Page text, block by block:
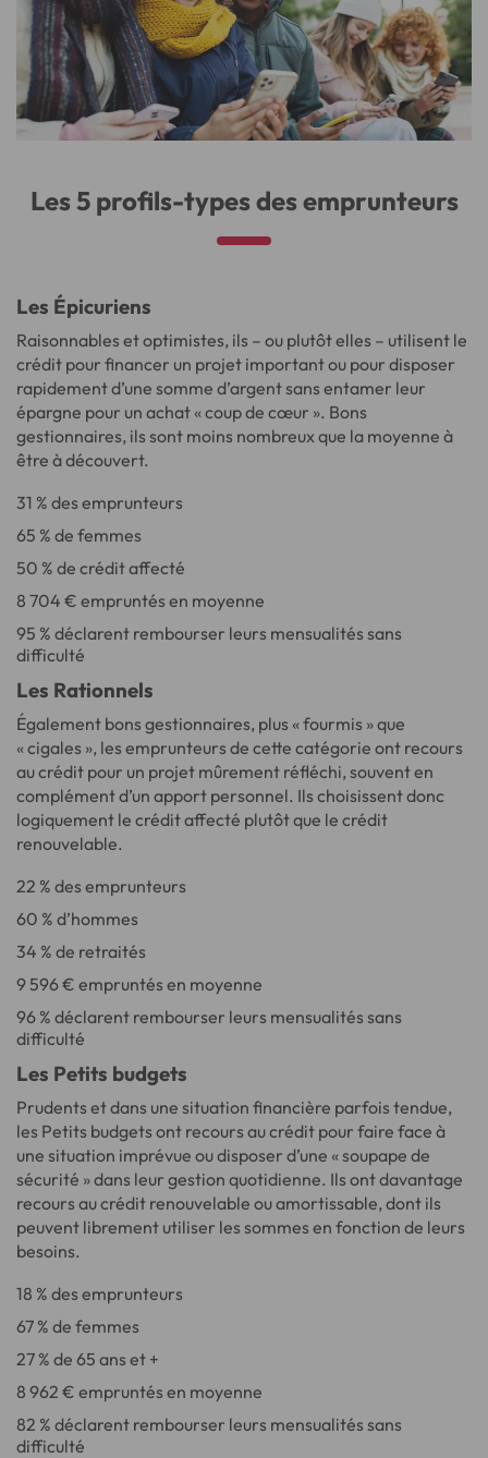
Les 5 profils-types des emprunteurs
Les Épicuriens
Raisonnables et optimistes, ils – ou plutôt elles – utilisent le
crédit pour financer un projet important ou pour disposer
rapidement d’une somme d’argent sans entamer leur
épargne pour un achat « coup de cœur ». Bons
gestionnaires, ils sont moins nombreux que la moyenne à
être à découvert.
31 % des emprunteurs
65 % de femmes
50 % de crédit affecté
8 704 € empruntés en moyenne
95 % déclarent rembourser leurs mensualités sans
difficulté
Les Rationnels
Également bons gestionnaires, plus « fourmis » que
« cigales », les emprunteurs de cette catégorie ont recours
au crédit pour un projet mûrement réfléchi, souvent en
complément d’un apport personnel. Ils choisissent donc
logiquement le crédit affecté plutôt que le crédit
renouvelable.
22 % des emprunteurs
60 % d’hommes
34 % de retraités
9 596 € empruntés en moyenne
96 % déclarent rembourser leurs mensualités sans
difficulté
Les Petits budgets
Prudents et dans une situation financière parfois tendue,
les Petits budgets ont recours au crédit pour faire face à
une situation imprévue ou disposer d’une « soupape de
sécurité » dans leur gestion quotidienne. Ils ont davantage
recours au crédit renouvelable ou amortissable, dont ils
peuvent librement utiliser les sommes en fonction de leurs
besoins.
18 % des emprunteurs
67 % de femmes
27 % de 65 ans et +
8 962 € empruntés en moyenne
82 % déclarent rembourser leurs mensualités sans
difficulté